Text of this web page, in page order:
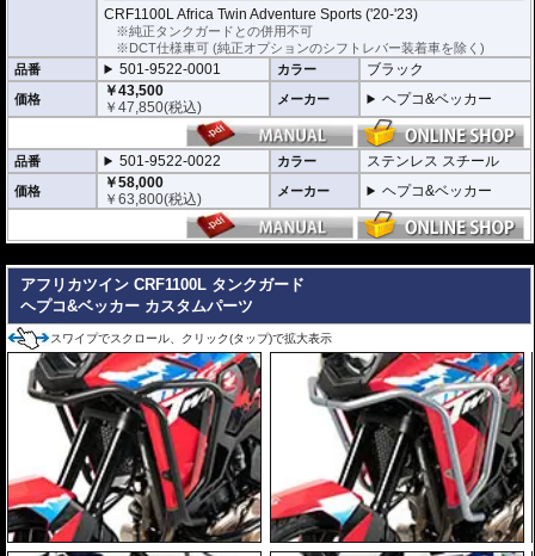
CRF1100L Africa Twin Adventure Sports ('20-'23)
※純正タンクガードとの併用不可
※DCT仕様車可 (純正オプションのシフトレバー装着車を除く)
品番
501-9522-0001 カラー ブラック
価格
￥43,500
￥47,850(税込) メーカー ヘプコ&ベッカー
品番 501-9522-0022 カラー ステンレス スチール
価格
￥58,000
￥63,800(税込) メーカー ヘプコ&ベッカー
アフリカツイン CRF1100L タンクガード
ヘプコ&ベッカー カスタムパーツ
スワイプでスクロール、クリック(タップ)で拡大表示